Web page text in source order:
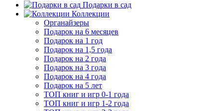
Подарки в сад
Коллекции
Органайзеры
Подарок на 6 месяцев
Подарок на 1 год
Подарок на 1,5 года
Подарок на 2 года
Подарок на 3 года
Подарок на 4 года
Подарок на 5 лет
ТОП книг и игр 0-1 года
ТОП книг и игр 1-2 года